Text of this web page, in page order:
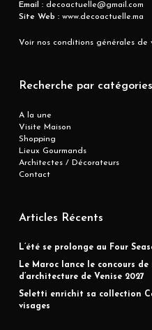
Email :decoactuelle@gmail.com
Site Web :www.decoactuelle.ma
Voir nos conditions générales de
Recherche par catégories
A la une
Visite Maison
Shopping
Lieux Gourmands
Architectes / Décorateurs
Contact
Articles Récents
L’été se prolonge au Four
Le Maroc lance le concours
d’architecture de Venise 2027
Seletti enrichit sa collection
visages